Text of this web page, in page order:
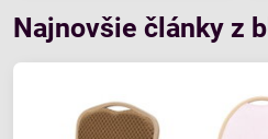
kombinuje klasický dizajn s
modernou funkčnosťou. Je odolná,
Najnovšie články z